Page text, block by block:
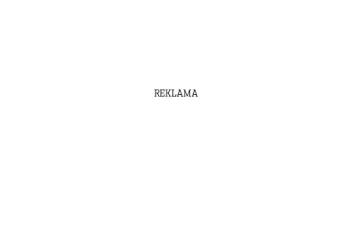
REKLAMA